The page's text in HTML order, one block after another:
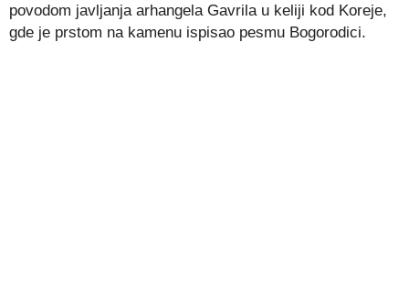
povodom javljanja arhangela Gavrila u keliji kod Koreje,
gde je prstom na kamenu ispisao pesmu Bogorodici.